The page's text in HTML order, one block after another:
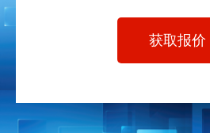
获取报价